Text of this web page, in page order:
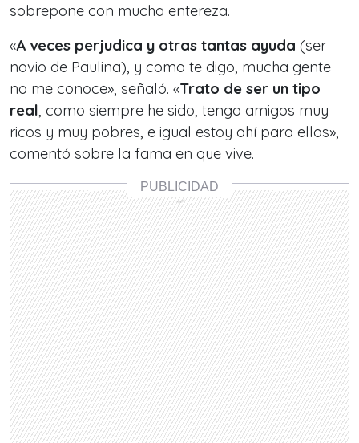
sobrepone con mucha entereza.
«A veces perjudica y otras tantas ayuda (ser
novio de Paulina), y como te digo, mucha gente
no me conoce», señaló. «Trato de ser un tipo
real, como siempre he sido, tengo amigos muy
ricos y muy pobres, e igual estoy ahí para ellos»,
comentó sobre la fama en que vive.